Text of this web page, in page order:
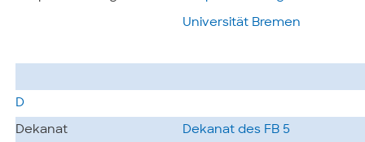
Universität Bremen
D
Dekanat Dekanat des FB 5